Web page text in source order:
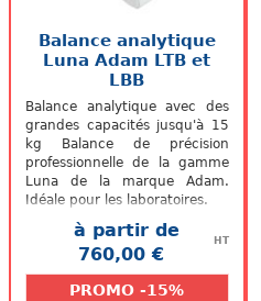
Balance analytique
Luna Adam LTB et
LBB
Balance analytique avec des
grandes capacités jusqu'à 15
kg Balance de précision
professionnelle de la gamme
Luna de la marque Adam.
Idéale pour les laboratoires.
à partir de
760,00 €
HT
PROMO -15%